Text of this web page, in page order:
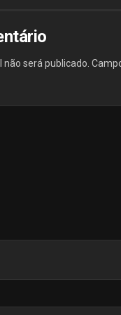
será publicado.